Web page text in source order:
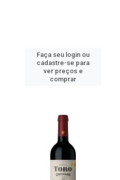
Faça seu login ou
cadastre-se para
ver preços e
comprar